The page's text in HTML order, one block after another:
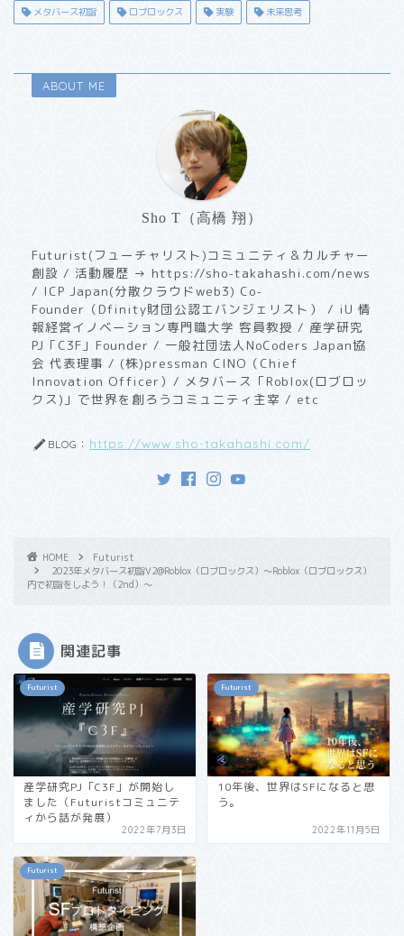
メタバース初詣 ロブロックス 実験 未来思考
ABOUT ME
Sho T（高橋 翔）
Futurist(フューチャリスト)コミュニティ＆カルチャー
創設 / 活動履歴 → https://sho-takahashi.com/news
/ ICP Japan(分散クラウドweb3) Co-
Founder（Dfinity財団公認エバンジェリスト） / iU 情
報経営イノベーション専門職大学 客員教授 / ​産学研究
PJ「C3F」Founder / 一般社団法人NoCoders Japan協
会 代表理事 / (株)pressman CINO（Chief
Innovation Officer）/ メタバース「Roblox(ロブロッ
クス)」で世界を創ろうコミュニティ主宰 / etc
BLOG： https://www.sho-takahashi.com/
HOME
Futurist
2023年メタバース初詣V2@Roblox（ロブロックス）〜Roblox（ロブロックス）
内で初詣をしよう！（2nd）〜
関連記事
Futurist
産学研究PJ「C3F」が開始し
ました（Futuristコミュニテ
ィから話が発展）
2022年7月3日
Futurist
10年後、世界はSFになると思
う。
2022年11月5日
Futurist